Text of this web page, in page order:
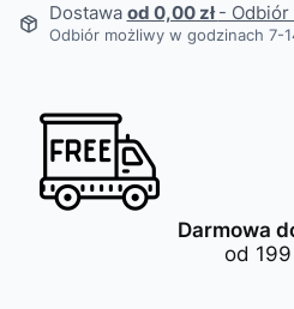
Dostawa od 0,00 zł-
Odbiór możliwy w godzinach 7-
Darmowa
od 199